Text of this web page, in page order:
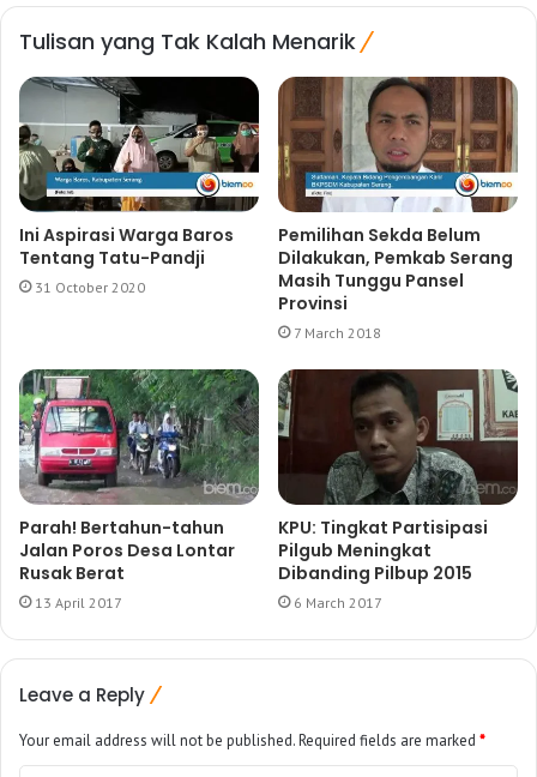
Tulisan yang Tak Kalah Menarik
Ini Aspirasi Warga Baros
Tentang Tatu-Pandji
31 October 2020
Pemilihan Sekda Belum
Dilakukan, Pemkab Serang
Masih Tunggu Pansel
Provinsi
7 March 2018
Parah! Bertahun-tahun
Jalan Poros Desa Lontar
Rusak Berat
13 April 2017
KPU: Tingkat Partisipasi
Pilgub Meningkat
Dibanding Pilbup 2015
6 March 2017
Leave a Reply
Your email address will not be published.Required fields are marked *